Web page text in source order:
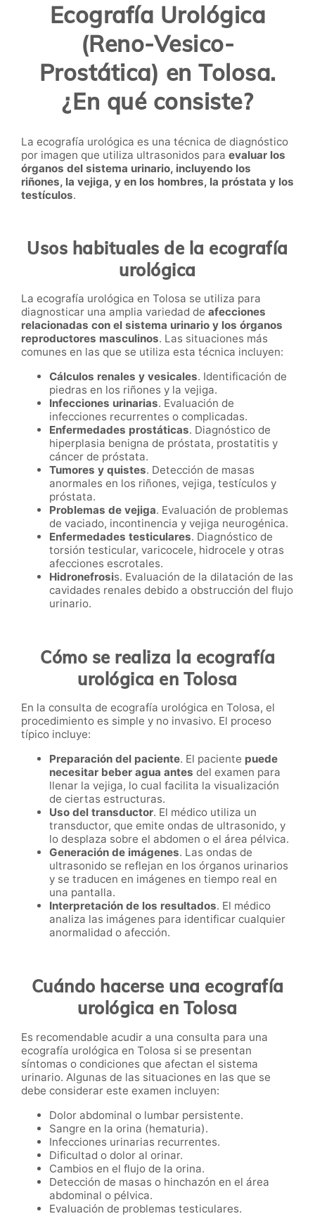
Ecografía Urológica
(Reno-Vesico-
Prostática) en Tolosa.
¿En qué consiste?
La ecografía urológica es una técnica de diagnóstico
por imagen que utiliza ultrasonidos para evaluar los
órganos del sistema urinario, incluyendo los
riñones, la vejiga, y en los hombres, la próstata y los
testículos.
Usos habituales de la ecografía
urológica
La ecografía urológica en Tolosa se utiliza para
diagnosticar una amplia variedad de afecciones
relacionadas con el sistema urinario y los órganos
reproductores masculinos. Las situaciones más
comunes en las que se utiliza esta técnica incluyen:
Cálculos renales y vesicales. Identificación de
piedras en los riñones y la vejiga.
Infecciones urinarias. Evaluación de
infecciones recurrentes o complicadas.
Enfermedades prostáticas. Diagnóstico de
hiperplasia benigna de próstata, prostatitis y
cáncer de próstata.
Tumores y quistes. Detección de masas
anormales en los riñones, vejiga, testículos y
próstata.
Problemas de vejiga. Evaluación de problemas
de vaciado, incontinencia y vejiga neurogénica.
Enfermedades testiculares. Diagnóstico de
torsión testicular, varicocele, hidrocele y otras
afecciones escrotales.
Hidronefrosis. Evaluación de la dilatación de las
cavidades renales debido a obstrucción del flujo
urinario.
Cómo se realiza la ecografía
urológica en Tolosa
En la consulta de ecografía urológica en Tolosa, el
procedimiento es simple y no invasivo. El proceso
típico incluye:
Preparación del paciente. El paciente puede
necesitar beber agua antes del examen para
llenar la vejiga, lo cual facilita la visualización
de ciertas estructuras.
Uso del transductor. El médico utiliza un
transductor, que emite ondas de ultrasonido, y
lo desplaza sobre el abdomen o el área pélvica.
Generación de imágenes. Las ondas de
ultrasonido se reflejan en los órganos urinarios
y se traducen en imágenes en tiempo real en
una pantalla.
Interpretación de los resultados. El médico
analiza las imágenes para identificar cualquier
anormalidad o afección.
Cuándo hacerse una ecografía
urológica en Tolosa
Es recomendable acudir a una consulta para una
ecografía urológica en Tolosa si se presentan
síntomas o condiciones que afectan el sistema
urinario. Algunas de las situaciones en las que se
debe considerar este examen incluyen:
Dolor abdominal o lumbar persistente.
Sangre en la orina (hematuria).
Infecciones urinarias recurrentes.
Dificultad o dolor al orinar.
Cambios en el flujo de la orina.
Detección de masas o hinchazón en el área
abdominal o pélvica.
Evaluación de problemas testiculares.